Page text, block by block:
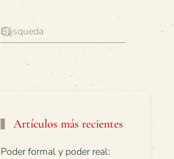
Artículos más recientes
Poder formal y poder real: